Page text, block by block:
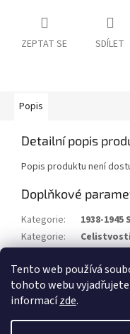
Tento web používá
tohoto webu vyjadřujete
informacízde.
ZEPTAT SE SDÍLET
Popis
Detailní popis
Popis produktu není
Doplňkové
Kategorie:
1938-1945
Kategorie:
Rok: 1938